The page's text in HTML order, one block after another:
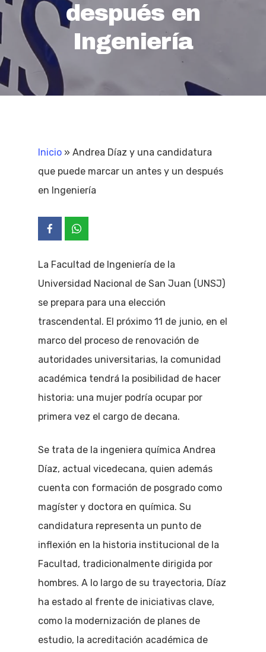
después en
Ingeniería
Inicio » Andrea Díaz y una candidatura
que puede marcar un antes y un después
en Ingeniería
La Facultad de Ingeniería de la
Universidad Nacional de San Juan (UNSJ)
se prepara para una elección
trascendental. El próximo 11 de junio, en el
marco del proceso de renovación de
autoridades universitarias, la comunidad
académica tendrá la posibilidad de hacer
historia: una mujer podría ocupar por
primera vez el cargo de decana.
Se trata de la ingeniera química Andrea
Díaz, actual vicedecana, quien además
cuenta con formación de posgrado como
magíster y doctora en química. Su
candidatura representa un punto de
inflexión en la historia institucional de la
Facultad, tradicionalmente dirigida por
hombres. A lo largo de su trayectoria, Díaz
ha estado al frente de iniciativas clave,
como la modernización de planes de
estudio, la acreditación académica de